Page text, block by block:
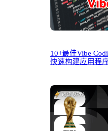
10+最佳Vibe
快速构建应用程